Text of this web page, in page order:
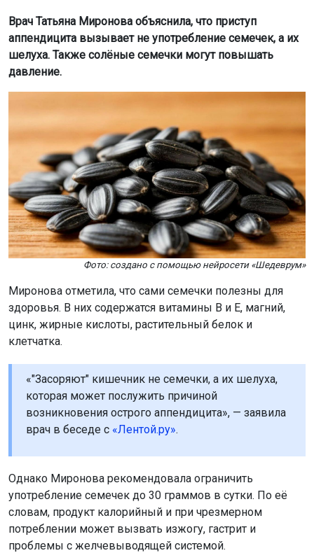
Врач Татьяна Миронова объяснила, что приступ
аппендицита вызывает не употребление семечек, а их
шелуха. Также солёные семечки могут повышать
давление.
Фото: создано с помощью нейросети «Шедеврум»
Миронова отметила, что сами семечки полезны для
здоровья. В них содержатся витамины B и E, магний,
цинк, жирные кислоты, растительный белок и
клетчатка.
«"Засоряют" кишечник не семечки, а их шелуха,
которая может послужить причиной
возникновения острого аппендицита», — заявила
врач в беседе с «Лентой.ру».
Однако Миронова рекомендовала ограничить
употребление семечек до 30 граммов в сутки. По её
словам, продукт калорийный и при чрезмерном
потреблении может вызвать изжогу, гастрит и
проблемы с желчевыводящей системой.